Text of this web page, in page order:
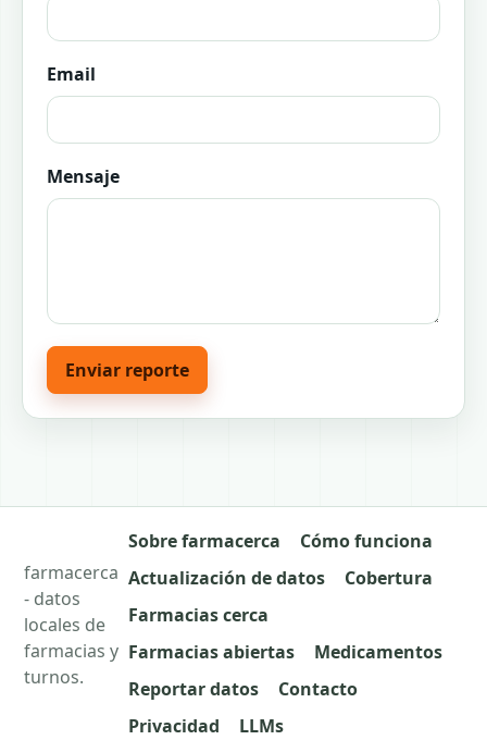
Email
Mensaje
Enviar reporte
farmacerca
- datos
locales de
farmacias y
turnos.
Sobre farmacerca
Cómo funciona
Actualización de datos
Cobertura
Farmacias cerca
Farmacias abiertas
Medicamentos
Reportar datos
Contacto
Privacidad
LLMs